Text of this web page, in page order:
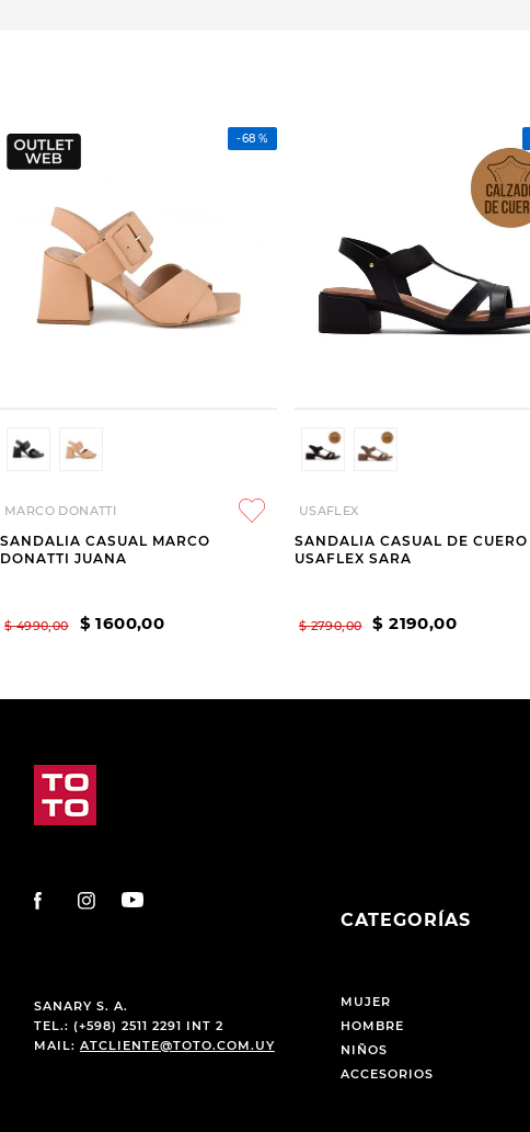
-68 %
MARCO DONATTI
SANDALIA CASUAL MARCO
DONATTI JUANA
$ 4990,00 $ 1600,00
USAFLEX
SANDALIA CASUAL DE CUERO
USAFLEX SARA
$ 2790,00 $ 2190,00
SANARY S. A.
TEL.: (+598) 2511 2291 INT 2
MAIL: ATCLIENTE@TOTO.COM.UY
CATEGORÍAS
MUJER
HOMBRE
NIÑOS
ACCESORIOS